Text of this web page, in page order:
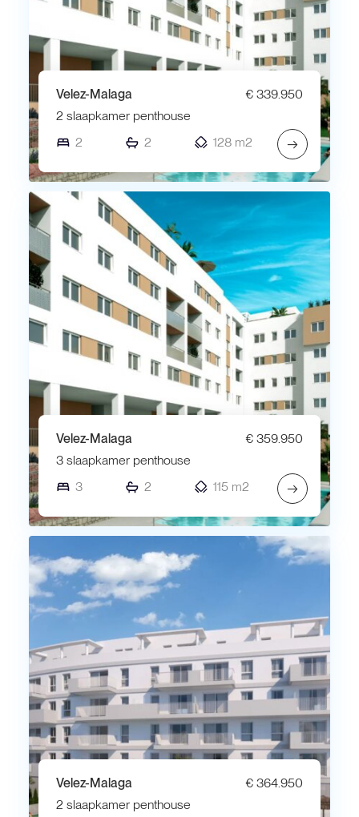
Velez-Malaga
€ 339.950
2 slaapkamer penthouse
2
2 128 m2 →
Velez-Malaga
€ 359.950
3 slaapkamer penthouse
3
2 115 m2 →
Velez-Malaga
€ 364.950
2 slaapkamer penthouse